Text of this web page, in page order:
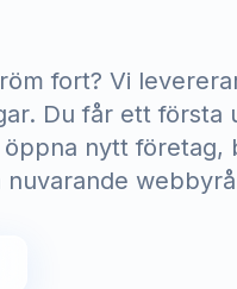
fort? Vi
Du får ett första
nytt företag,